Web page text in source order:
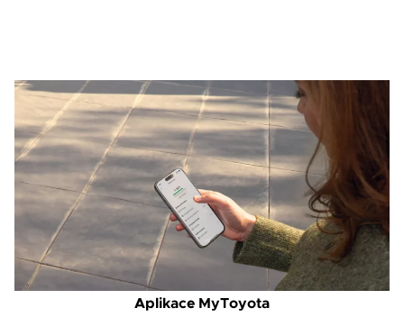
Aplikace MyToyota